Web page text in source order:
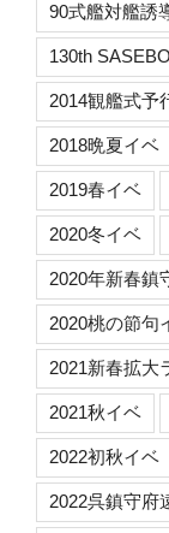
90式艦対艦誘
130th
2014観艦式予
2018晩夏イベ
2019春イベ
2020冬イベ
2020年新春鎮
2020桃の節句
2021新春拡大
2021秋イベ
2022初秋イベ
2022呉鎮守府